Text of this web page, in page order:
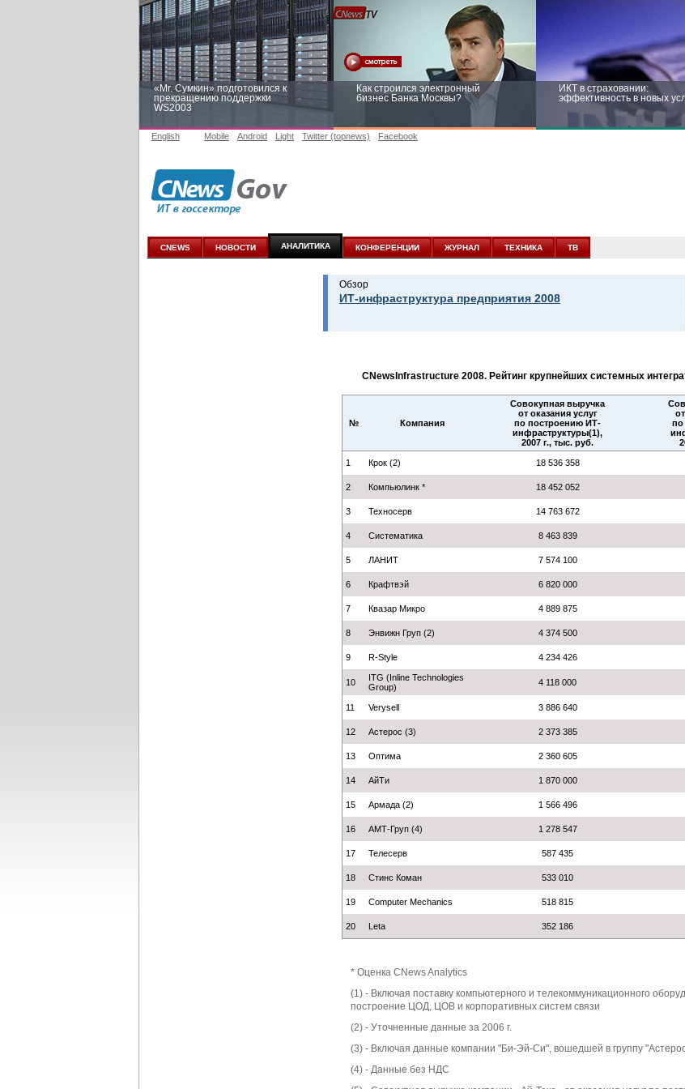
«Mr. Сумкин» подготовился к
прекращению поддержки
WS2003
Как строился электронный
бизнес Банка Москвы?
ИКТ в страховании:
эффективность в новых
Заоблачная оптимизация: как
аналитике
новых условиях
English Mobile Android Light Twitter (topnews) Facebook
CNEWS НОВОСТИ АНАЛИТИКА КОНФЕРЕНЦИИ ЖУРНАЛ ТЕХНИКА ТВ
Обзор
ИТ-инфраструктура предприятия 2008
CNewsInfrastructure 2008. Рейтинг крупнейших системных
№ Компания
Совокупная выручка
от оказания услуг
по построению ИТ-
инфраструктуры(1),
2007 г., тыс. руб.
по
1 Крок (2) 18 536 358
2 Компьюлинк * 18 452 052
3 Техносерв 14 763 672
4 Систематика 8 463 839
5 ЛАНИТ 7 574 100
6 Крафтвэй 6 820 000
7 Квазар Микро 4 889 875
8 Энвижн Груп (2) 4 374 500
9 R-Style 4 234 426
10
ITG (Inline Technologies
Group)
4 118 000
11 Verysell 3 886 640
12 Астерос (3) 2 373 385
13 Оптима 2 360 605
14 АйТи 1 870 000
15 Армада (2) 1 566 496
16 АМТ-Груп (4) 1 278 547
17 Телесерв 587 435
18 Стинс Коман 533 010
19 Computer Mechanics 518 815
20 Leta 352 186
* Оценка CNews Analytics
(1) - Включая поставку компьютерного и телекоммуникационного
построение ЦОД, ЦОВ и корпоративных систем связи
(2) - Уточненные данные за 2006 г.
(3) - Включая данные компании "Би-Эй-Си", вошедшей в группу
(4) - Данные без НДС